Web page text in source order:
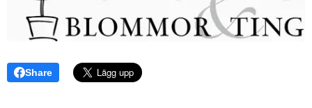
Share